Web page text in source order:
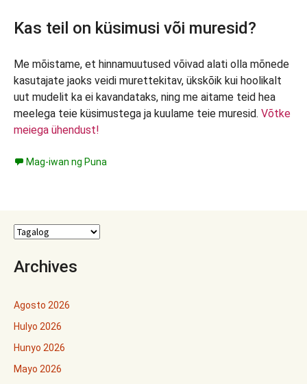
Kas teil on küsimusi või muresid?
Me mõistame, et hinnamuutused võivad alati olla mõnede
kasutajate jaoks veidi murettekitav, ükskõik kui hoolikalt
uut mudelit ka ei kavandataks, ning me aitame teid hea
meelega teie küsimustega ja kuulame teie muresid. Võtke
meiega ühendust!
Mag-iwan ng Puna
Archives
Agosto 2026
Hulyo 2026
Hunyo 2026
Mayo 2026